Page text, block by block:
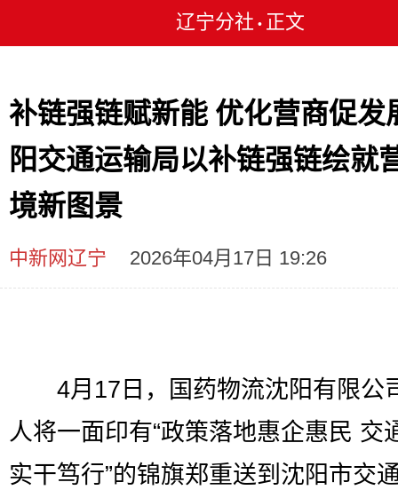
辽宁分社 • 正文
补链强链赋新能 优化营商促发
阳交通运输局以补链强链绘就
境新图景
中新网辽宁 2026年04月17日 19:26
4月17日，国药物流沈阳有限公
人将一面印有“政策落地惠企惠民 交
实干笃行”的锦旗郑重送到沈阳市交